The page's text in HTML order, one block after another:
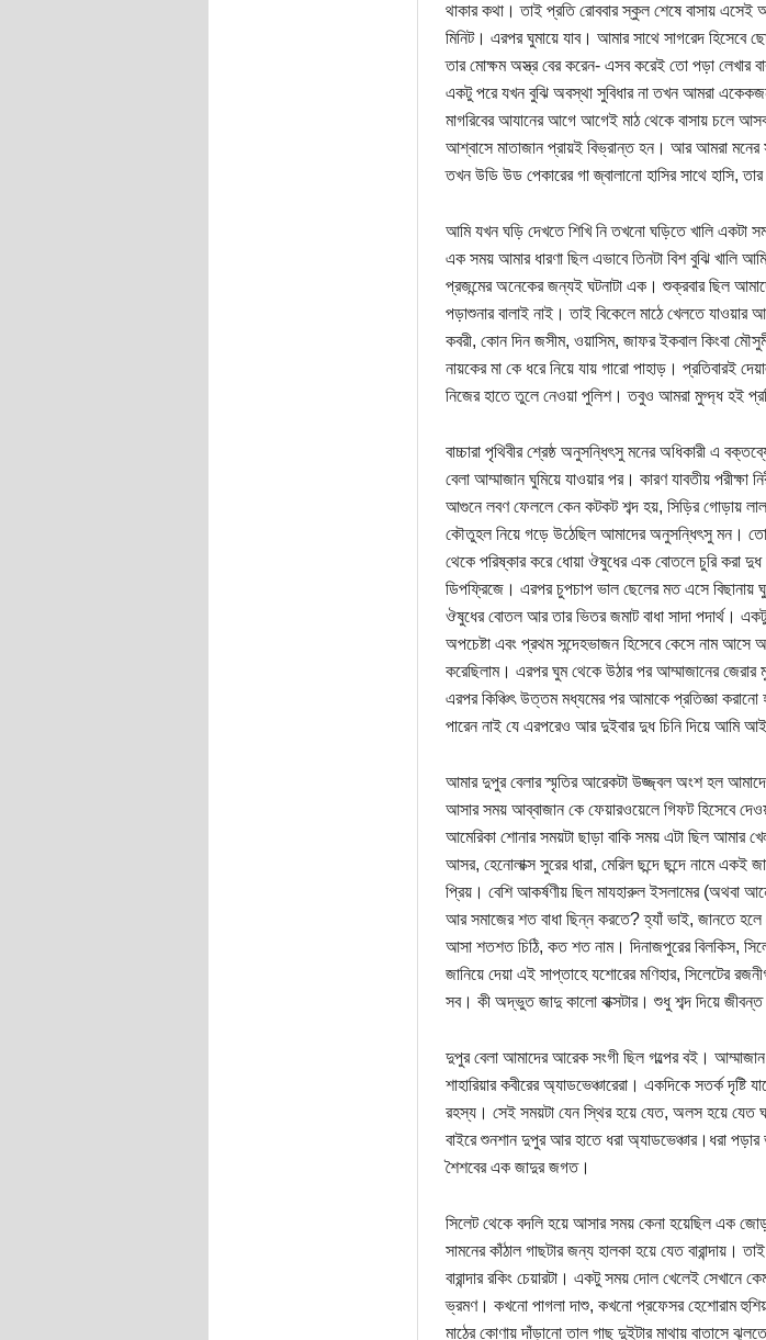
থাকার কথা। তাই প্রতি রোববার স্কুল শেষে বাসায় এসেই
মিনিট। এরপর ঘুমায়ে যাব। আমার সাথে সাগরেদ
তার মোক্ষম অস্ত্র বের করেন- এসব করেই তো পড়া লেখার
একটু পরে যখন বুঝি অবস্থা সুবিধার না তখন আমরা
মাগরিবের আযানের আগে আগেই মাঠ থেকে বাসায় চলে
আশ্বাসে মাতাজান প্রায়ই বিভ্রান্ত হন। আর আমরা মনের
তখন উডি উড পেকারের গা জ্বালানো হাসির সাথে হাসি,
আমি যখন ঘড়ি দেখতে শিখি নি তখনো ঘড়িতে খালি একটা সময়
এক সময় আমার ধারণা ছিল এভাবে তিনটা বিশ বুঝি খালি
প্রজন্মের অনেকের জন্যই ঘটনাটা এক। শুক্রবার ছিল
পড়াশুনার বালাই নাই। তাই বিকেলে মাঠে খেলতে যাওয়ার
কবরী, কোন দিন জসীম, ওয়াসিম, জাফর ইকবাল কিংবা
নায়কের মা কে ধরে নিয়ে যায় গারো পাহাড়। প্রতিবারই
নিজের হাতে তুলে নেওয়া পুলিশ। তবুও আমরা মুগ্দ্ধ হই
বাচ্চারা পৃথিবীর শ্রেষ্ঠ অনুসন্ধিৎসু মনের অধিকারী এ
বেলা আম্মাজান ঘুমিয়ে যাওয়ার পর। কারণ যাবতীয় পরীক্ষা
আগুনে লবণ ফেললে কেন কটকট শব্দ হয়, সিড়ির গোড়ায় লাল
কৌতুহল নিয়ে গড়ে উঠেছিল আমাদের অনুসন্ধিৎসু মন।
থেকে পরিষ্কার করে ধোয়া ঔষুধের এক বোতলে চুরি করা দুধ
ডিপফ্রিজে। এরপর চুপচাপ ভাল ছেলের মত এসে
ঔষুধের বোতল আর তার ভিতর জমাট বাধা সাদা পদার্থ।
অপচেষ্টা এবং প্রথম সন্দেহভাজন হিসেবে কেসে নাম
করেছিলাম। এরপর ঘুম থেকে উঠার পর আম্মাজানের জেরার
এরপর কিঞ্চিৎ উত্তম মধ্যমের পর আমাকে প্রতিজ্ঞা
পারেন নাই যে এরপরেও আর দুইবার দুধ চিনি দিয়ে আমি
আমার দুপুর বেলার স্মৃতির আরেকটা উজ্জ্বল অংশ হল
আসার সময় আব্বাজান কে ফেয়ারওয়েলে গিফট হিসেবে
আমেরিকা শোনার সময়টা ছাড়া বাকি সময় এটা ছিল
আসর, হেনোলাক্স সুরের ধারা, মেরিল ছন্দে ছন্দে নামে
প্রিয়। বেশি আকর্ষণীয় ছিল মাযহারুল ইসলামের (অথবা
আর সমাজের শত বাধা ছিন্ন করতে? হ্যাঁ ভাই, জানতে
আসা শতশত চিঠি, কত শত নাম। দিনাজপুরের বিলকিস,
জানিয়ে দেয়া এই সাপ্তাহে যশোরের মণিহার, সিলেটের
সব। কী অদ্ভুত জাদু কালো বাক্সটার। শুধু শব্দ দিয়ে
দুপুর বেলা আমাদের আরেক সংগী ছিল গল্পের বই।
শাহারিয়ার কবীরের অ্যাডভেঞ্চারেরা। একদিকে সতর্ক
রহস্য। সেই সময়টা যেন স্থির হয়ে যেত, অলস হয়ে যেত
বাইরে শুনশান দুপুর আর হাতে ধরা অ্যাডভেঞ্চার।ধরা
শৈশবের এক জাদুর জগত।
সিলেট থেকে বদলি হয়ে আসার সময় কেনা হয়েছিল এক
সামনের কাঁঠাল গাছটার জন্য হালকা হয়ে যেত বারান্দায়।
বারান্দার রকিং চেয়ারটা। একটু সময় দোল খেলেই
ভ্রমণ। কখনো পাগলা দাশু, কখনো প্রফেসর হেশোরাম
মাঠের কোণায় দাঁড়ানো তাল গাছ দুইটার মাথায় বাতাসে